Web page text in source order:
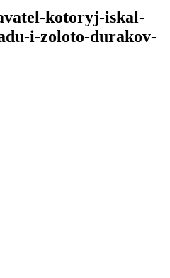
kotoryj-iskal-
i-zoloto-durakov-